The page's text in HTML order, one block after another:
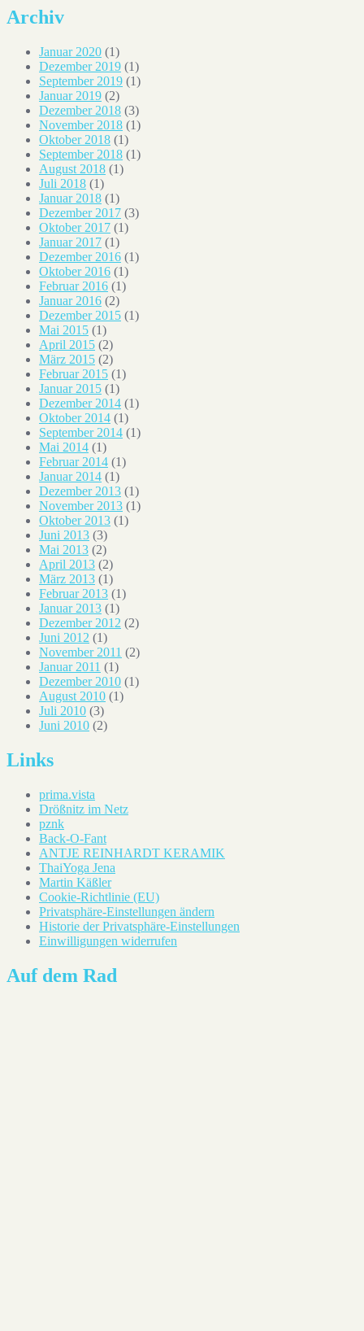
Archiv
Januar 2020 (1)
Dezember 2019 (1)
September 2019 (1)
Januar 2019 (2)
Dezember 2018 (3)
November 2018 (1)
Oktober 2018 (1)
September 2018 (1)
August 2018 (1)
Juli 2018 (1)
Januar 2018 (1)
Dezember 2017 (3)
Oktober 2017 (1)
Januar 2017 (1)
Dezember 2016 (1)
Oktober 2016 (1)
Februar 2016 (1)
Januar 2016 (2)
Dezember 2015 (1)
Mai 2015 (1)
April 2015 (2)
März 2015 (2)
Februar 2015 (1)
Januar 2015 (1)
Dezember 2014 (1)
Oktober 2014 (1)
September 2014 (1)
Mai 2014 (1)
Februar 2014 (1)
Januar 2014 (1)
Dezember 2013 (1)
November 2013 (1)
Oktober 2013 (1)
Juni 2013 (3)
Mai 2013 (2)
April 2013 (2)
März 2013 (1)
Februar 2013 (1)
Januar 2013 (1)
Dezember 2012 (2)
Juni 2012 (1)
November 2011 (2)
Januar 2011 (1)
Dezember 2010 (1)
August 2010 (1)
Juli 2010 (3)
Juni 2010 (2)
Links
prima.vista
Drößnitz im Netz
pznk
Back-O-Fant
ANTJE REINHARDT KERAMIK
ThaiYoga Jena
Martin Käßler
Cookie-Richtlinie (EU)
Privatsphäre-Einstellungen ändern
Historie der Privatsphäre-Einstellungen
Einwilligungen widerrufen
Auf dem Rad